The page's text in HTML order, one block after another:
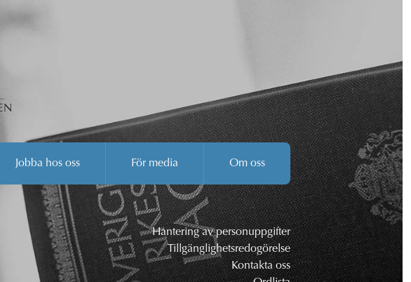
Jobba hos oss För media Om oss
Hantering av personuppgifter
Tillgänglighetsredogörelse
Kontakta oss